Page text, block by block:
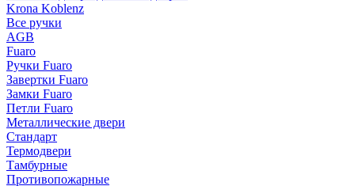
Krona Koblenz
Все ручки
AGB
Fuaro
Ручки Fuaro
Завертки Fuaro
Замки Fuaro
Петли Fuaro
Металлические двери
Стандарт
Термодвери
Тамбурные
Противопожарные